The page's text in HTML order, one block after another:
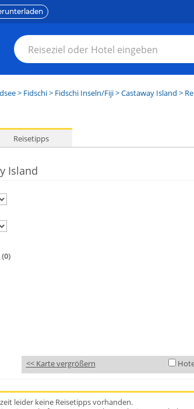
> Fidschi> Fidschi Inseln/Fiji>Castaway Island >
Reisetipps
Island
<< Karte vergrößern
leider keine Reisetipps vorhanden.